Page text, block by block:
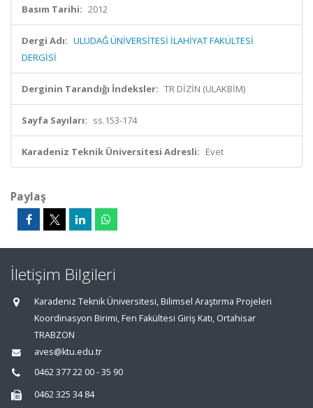
Basım Tarihi: 2012
Dergi Adı: ULUDAĞ ÜNİVERSİTESİ İLAHİYAT FAKÜLTESİ
DERGİSİ
Derginin Tarandığı İndeksler: TR DİZİN (ULAKBİM)
Sayfa Sayıları: ss.153-174
Karadeniz Teknik Üniversitesi Adresli: Evet
Paylaş
İletişim Bilgileri
Karadeniz Teknik Üniversitesi, Bilimsel Araştırma Projeleri
Koordinasyon Birimi, Fen Fakültesi Giriş Katı, Ortahisar
TRABZON
aves@ktu.edu.tr
0462 377 22 00 - 35 90
0462 325 34 84